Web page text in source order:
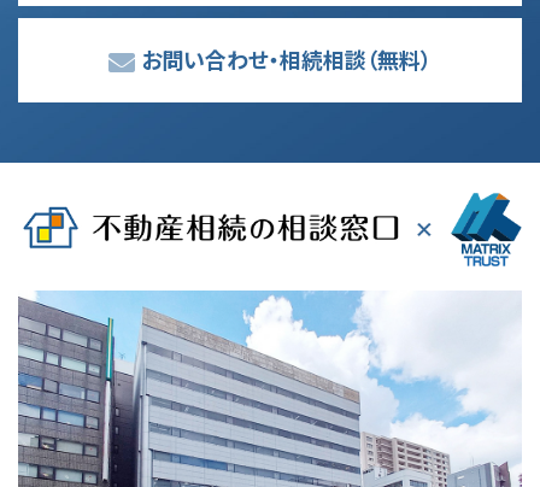
お問い合わせ・相続相談（無料）